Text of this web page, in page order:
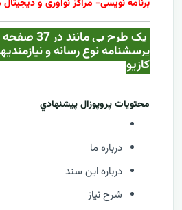
برنامه نویسی- مراکز نوآوری و دیجیتال
یک طرح بی
کازيو
محتويات پروپوزال پيشنهادي
درباره ما
درباره این سند
شرح نیاز